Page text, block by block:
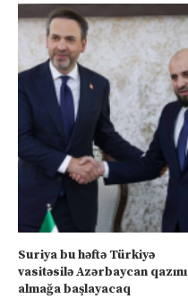
Suriya bu həftə Türkiyə
vasitəsilə Azərbaycan qazını
almağa başlayacaq